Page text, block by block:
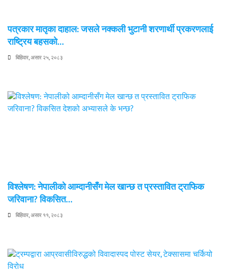
पत्रकार मातृका दाहाल: जसले नक्कली भुटानी शरणार्थी प्रकरणलाई
राष्ट्रिय बहसको…
बिहिवार, असार २५, २०८३
विश्लेषण: नेपालीको आम्दानीसँग मेल खान्छ त प्रस्तावित ट्राफिक
जरिवाना? विकसित…
बिहिवार, असार ११, २०८३